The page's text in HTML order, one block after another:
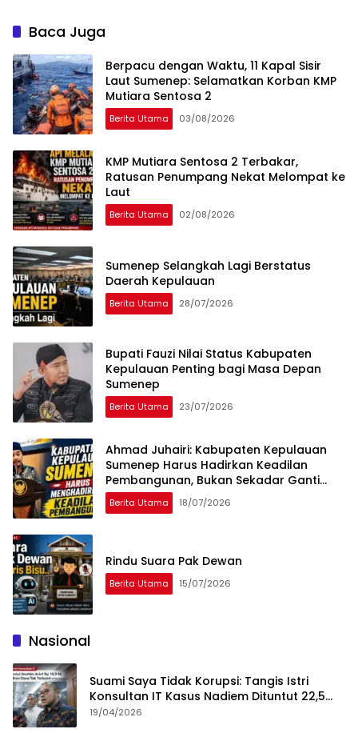
Sekadar Ganti Nama
Baca Juga
Berpacu dengan Waktu, 11 Kapal Sisir
Laut Sumenep: Selamatkan Korban KMP
Mutiara Sentosa 2
Berita Utama 03/08/2026
KMP Mutiara Sentosa 2 Terbakar,
Ratusan Penumpang Nekat Melompat ke
Laut
Berita Utama 02/08/2026
Sumenep Selangkah Lagi Berstatus
Daerah Kepulauan
Berita Utama 28/07/2026
Bupati Fauzi Nilai Status Kabupaten
Kepulauan Penting bagi Masa Depan
Sumenep
Berita Utama 23/07/2026
Ahmad Juhairi: Kabupaten Kepulauan
Sumenep Harus Hadirkan Keadilan
Pembangunan, Bukan Sekadar Ganti
Nama
Berita Utama 18/07/2026
Rindu Suara Pak Dewan
Berita Utama 15/07/2026
Nasional
Suami Saya Tidak Korupsi: Tangis Istri
Konsultan IT Kasus Nadiem Dituntut 22,5
Tahun
19/04/2026